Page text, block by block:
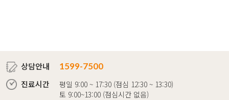
상담안내
1599-7500
진료시간
평일 9:00 ~ 17:30 (점심 12:30 ~ 13:30)
토 9:00~13:00 (점심시간 없음)